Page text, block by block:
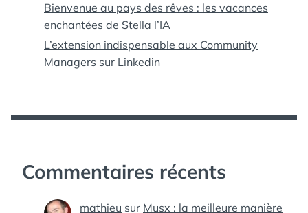
Bienvenue au pays des rêves : les vacances
enchantées de Stella l’IA
L’extension indispensable aux Community
Managers sur Linkedin
Commentaires récents
mathieu sur Musx : la meilleure manière